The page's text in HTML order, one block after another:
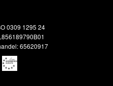
0309 1295 24
65620917